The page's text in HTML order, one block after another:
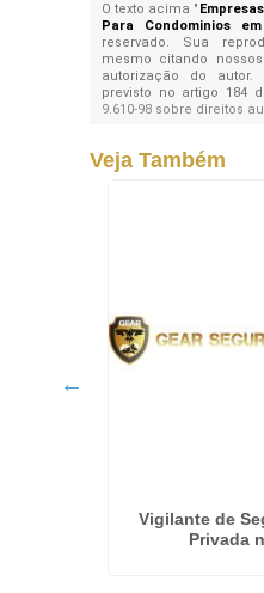
O texto acima "
Para Condominios
reservado. Sua
mesmo citando
autorização do
previsto no artigo 184
9.610-98 sobre direitos
Veja Também
Vigilante de
Privada